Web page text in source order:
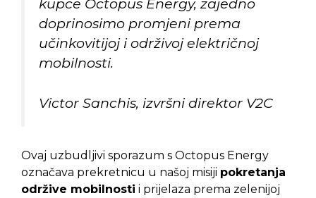
kupce Octopus Energy, zajedno
doprinosimo promjeni prema
učinkovitijoj i održivoj električnoj
mobilnosti.
Victor Sanchis, izvršni direktor V2C
Ovaj uzbudljivi sporazum s Octopus Energy
označava prekretnicu u našoj misiji pokretanja
održive mobilnosti i prijelaza prema zelenijoj